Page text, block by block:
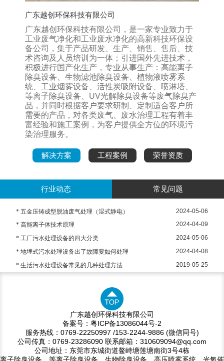
广东越创环保科技有限公司
广东越创环保科技有限公司，是一家专业致力于
工业废气净化和工业废水净化的高新科技环保设
备公司，集于产品研发、生产、销售、售后、技
术咨询及人员培训为一体；引进国外先进技术，
积极进行国产化生产，专业从事生产：高能离子
除臭设备、生物滤池除臭设备、植物液喷雾系
统、工业烟雾设备、活性炭吸附设备、喷淋塔、
等离子除臭设备、UV光解除臭设备等废气除臭产
品，并同时根据客户要求研制、定制适合客户所
需要的产品，对各类废气、废水治理工程有着丰
富经验和施工案例，为客户提供全方位的环境污
染治理服务。
解决方案 工程案例 荣誉资质
行业动态 常见问题
2024-05-06
* 五金压铸成型脱油废气处理（湿式静电）
2024-04-09
* 高能离子体技术原理
2024-05-06
* 工厂污水处理设备的四大分类
2024-04-08
* 地埋式污水处理设备出了故障要如何处理
2019-05-25
* 生活污水处理设备常见的几种处理方法
广东越创环保科技有限公司
备案号：粤ICP备13086044号-2
服务热线：0769-22250997 /153-2244-9886 (微信同号)
公司传真：0769-23286090 联系邮箱：310609094@qq.com
公司地址：东莞市东城街道鳌峙塘莲塘南街3号4栋
离子除臭设备、等离子除臭设备、生物除臭设备、高压喷雾系统、光氧催